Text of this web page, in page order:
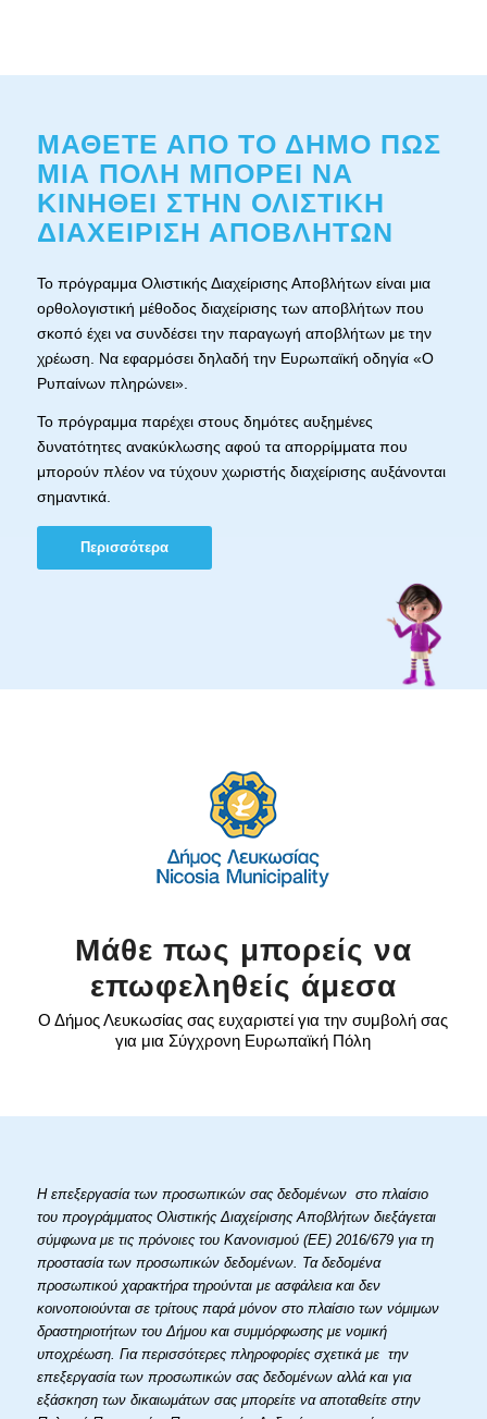
ΜΑΘΕΤΕ ΑΠΟ ΤΟ ΔΗΜΟ ΠΩΣ
ΜΙΑ ΠΟΛΗ ΜΠΟΡΕΙ ΝΑ
ΚΙΝΗΘΕΙ ΣΤΗΝ ΟΛΙΣΤΙΚΗ
ΔΙΑΧΕΙΡΙΣΗ ΑΠΟΒΛΗΤΩΝ
Το πρόγραμμα Ολιστικής Διαχείρισης Αποβλήτων είναι μια
ορθολογιστική μέθοδος διαχείρισης των αποβλήτων που
σκοπό έχει να συνδέσει την παραγωγή αποβλήτων με την
χρέωση. Να εφαρμόσει δηλαδή την Ευρωπαϊκή οδηγία «Ο
Ρυπαίνων πληρώνει».
Το πρόγραμμα παρέχει στους δημότες αυξημένες
δυνατότητες ανακύκλωσης αφού τα απορρίμματα που
μπορούν πλέον να τύχουν χωριστής διαχείρισης αυξάνονται
σημαντικά.
Περισσότερα
Μάθε πως μπορείς να
επωφεληθείς άμεσα
Ο Δήμος Λευκωσίας σας ευχαριστεί για την συμβολή σας
για μια Σύγχρονη Ευρωπαϊκή Πόλη
Η επεξεργασία των προσωπικών σας δεδομένων στο πλαίσιο
του προγράμματος Ολιστικής Διαχείρισης Αποβλήτων διεξάγεται
σύμφωνα με τις πρόνοιες του Κανονισμού (ΕΕ) 2016/679 για τη
προστασία των προσωπικών δεδομένων. Τα δεδομένα
προσωπικού χαρακτήρα τηρούνται με ασφάλεια και δεν
κοινοποιούνται σε τρίτους παρά μόνον στο πλαίσιο των νόμιμων
δραστηριοτήτων του Δήμου και συμμόρφωσης με νομική
υποχρέωση. Για περισσότερες πληροφορίες σχετικά με την
επεξεργασία των προσωπικών σας δεδομένων αλλά και για
εξάσκηση των δικαιωμάτων σας μπορείτε να αποταθείτε στην